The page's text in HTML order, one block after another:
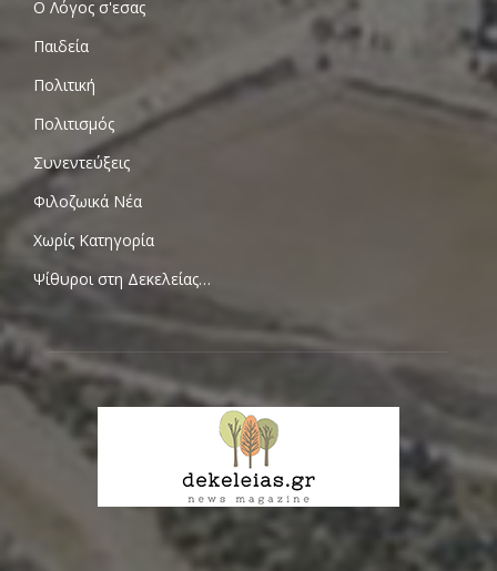
Ο Λόγος σ'εσας
Παιδεία
Πολιτική
Πολιτισμός
Συνεντεύξεις
Φιλοζωικά Νέα
Χωρίς Κατηγορία
Ψίθυροι στη Δεκελείας…